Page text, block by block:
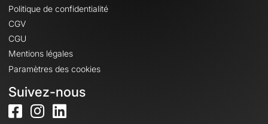
Politique de confidentialité
CGV
CGU
Mentions légales
Paramètres des cookies
Suivez-nous